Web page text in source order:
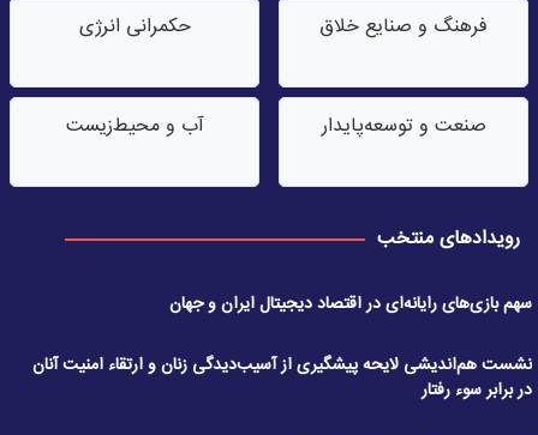
فرهنگ و صنایع خلاق حکمرانی انرژی
صنعت‌ و توسعه‌پایدار آب‌ و محیط‌زیست
رویدادهای منتخب
سهم بازی‌های رایانه‌ای در اقتصاد دیجیتال ایران و جهان
نشست هم‌اندیشی لایحه پیشگیری از آسیب‌دیدگی زنان و ارتقاء امنیت آنان
در برابر سوء رفتار